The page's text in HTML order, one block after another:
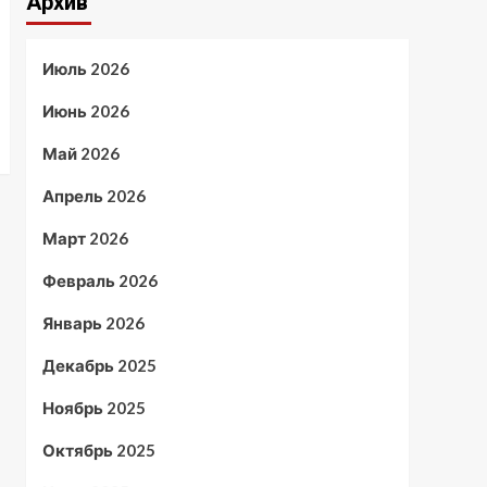
Июль 2026
Июнь 2026
Май 2026
Апрель 2026
Март 2026
Февраль 2026
Январь 2026
Декабрь 2025
Ноябрь 2025
Октябрь 2025